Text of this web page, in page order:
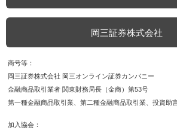
岡三証券株式会社
商号等
岡三証券株式会社 岡三オンライン証券カンパニー
金融商品取引業者 関東財務局長（金商）第53号
第一種金融商品取引業
第二種金融商品取引業 投資助
加入協会